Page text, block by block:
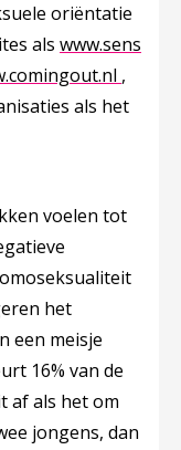
oriëntatie
als www.sens
tabblad
linkt opent in een
Deze
,
opent in een
als het
voelen tot
het
een meisje
16% van de
af als het om
jongens, dan